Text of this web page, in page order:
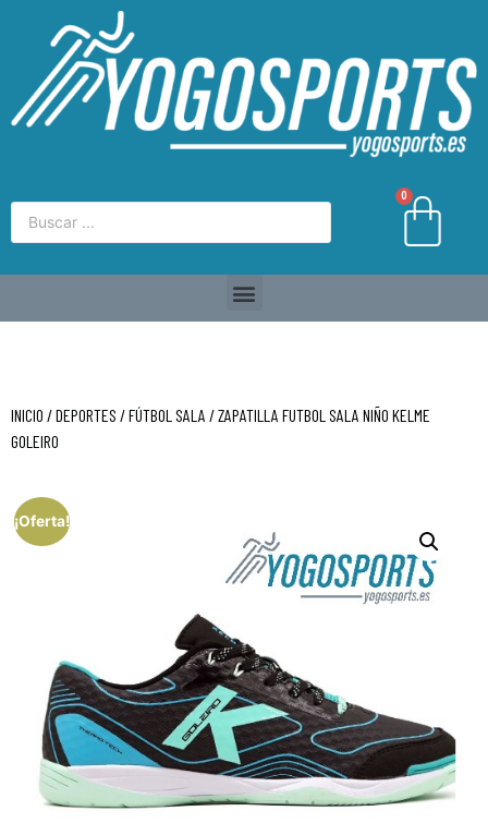
0
INICIO /DEPORTES /FÚTBOL SALA / ZAPATILLA FUTBOL SALA NIÑO KELME
GOLEIRO
¡Oferta!